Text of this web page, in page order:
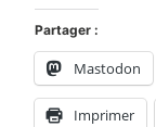
Partager :
Mastodon
Imprimer